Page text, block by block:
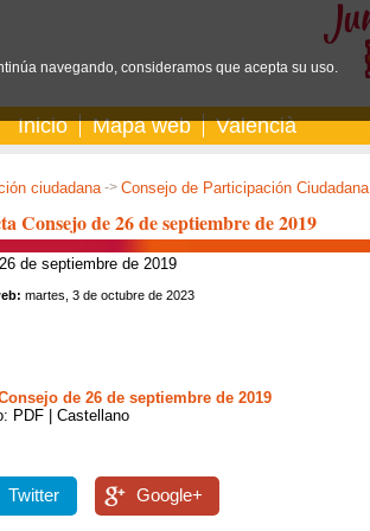
Inicio Mapa web Valencià
ciudadana -> Consejo de Participación Ciudadana
Consejo de 26 de septiembre de 2019
de septiembre de 2019
martes, 3 de octubre de 2023
de 26 de septiembre de 2019
PDF | Castellano
Twitter Google+
navegando, consideramos que acepta su uso.